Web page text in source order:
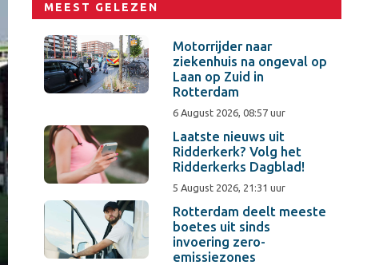
MEEST GELEZEN
Motorrijder naar
ziekenhuis na ongeval op
Laan op Zuid in
Rotterdam
6 August 2026, 08:57 uur
Laatste nieuws uit
Ridderkerk? Volg het
Ridderkerks Dagblad!
5 August 2026, 21:31 uur
Rotterdam deelt meeste
boetes uit sinds
invoering zero-
emissiezones